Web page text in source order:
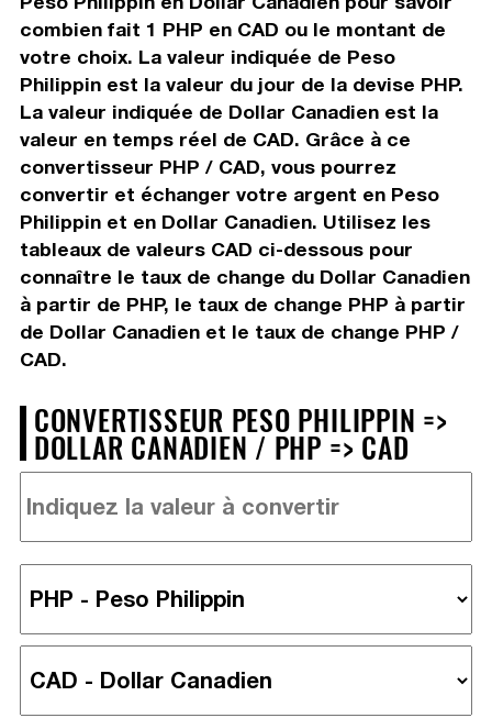
combien fait 1 PHP en CAD ou le montant de
votre choix. La valeur indiquée de Peso
Philippin est la valeur du jour de la devise PHP.
La valeur indiquée de Dollar Canadien est la
valeur en temps réel de CAD. Grâce à ce
convertisseur PHP / CAD, vous pourrez
convertir et échanger votre argent en Peso
Philippin et en Dollar Canadien. Utilisez les
tableaux de valeurs CAD ci-dessous pour
connaître le taux de change du Dollar Canadien
à partir de PHP, le taux de change PHP à partir
de Dollar Canadien et le taux de change PHP /
CAD.
CONVERTISSEUR PESO PHILIPPIN =>
DOLLAR CANADIEN / PHP => CAD